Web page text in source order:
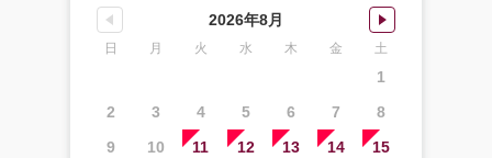
2026年8月
日 月 火 水 木 金 土
1
2
3 4 5 6 7
8
9
10 11 12 13 14
15